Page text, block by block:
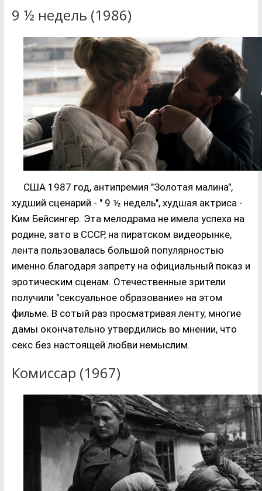
9 ½ недель (1986)
США 1987 год, антипремия "Золотая малина",
худший сценарий - " 9 ½ недель", худшая актриса -
Ким Бейсингер. Эта мелодрама не имела успеха на
родине, зато в СССР, на пиратском видеорынке,
лента пользовалась большой популярностью
именно благодаря запрету на официальный показ и
эротическим сценам. Отечественные зрители
получили "сексуальное образование» на этом
фильме. В сотый раз просматривая ленту, многие
дамы окончательно утвердились во мнении, что
секс без настоящей любви немыслим.
Комиссар (1967)